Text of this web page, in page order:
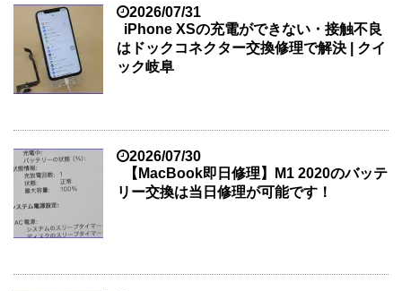
2026/07/31
iPhone XSの充電ができない・接触不良
はドックコネクター交換修理で解決 | クイ
ック岐阜
2026/07/30
【MacBook即日修理】M1 2020のバッテ
リー交換は当日修理が可能です！